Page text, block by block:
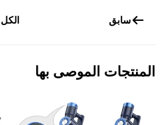
سابق الكل
المنتجات الموصى بها